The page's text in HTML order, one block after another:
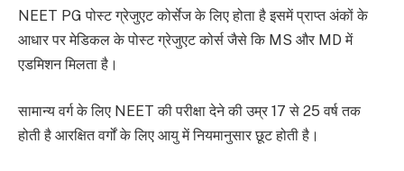
NEET PG पोस्ट ग्रेजुएट कोर्सेज के लिए होता है इसमें प्राप्त अंकों के
आधार पर मेडिकल के पोस्ट ग्रेजुएट कोर्स जैसे कि MS और MD में
एडमिशन मिलता है।
सामान्य वर्ग के लिए NEET की परीक्षा देने की उम्र 17 से 25 वर्ष तक
होती है आरक्षित वर्गों के लिए आयु में नियमानुसार छूट होती है।